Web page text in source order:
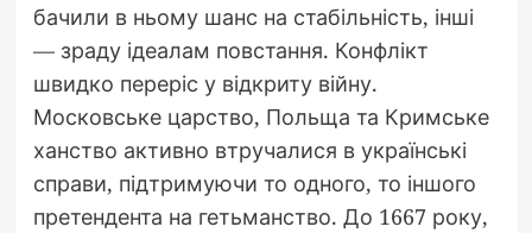
бачили в ньому шанс на стабільність, інші
— зраду ідеалам повстання. Конфлікт
швидко переріс у відкриту війну.
Московське царство, Польща та Кримське
ханство активно втручалися в українські
справи, підтримуючи то одного, то іншого
претендента на гетьманство. До 1667 року,